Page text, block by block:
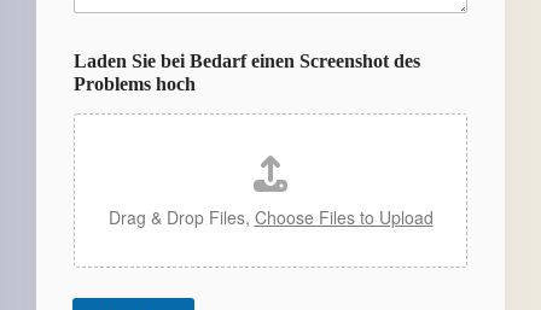
Laden Sie bei Bedarf einen Screenshot des
Problems hoch
Drag & Drop Files, Choose Files to Upload